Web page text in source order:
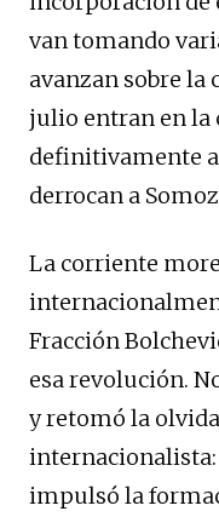
van tomando
avanzan sobre la
julio entran en la
definitivamente
derrocan a
La corriente
Fracción
esa revolución.
y retomó la
internacionalista:
impulsó la